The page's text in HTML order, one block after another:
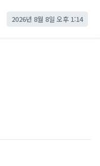
2026년 8월 8일 오후 1:14